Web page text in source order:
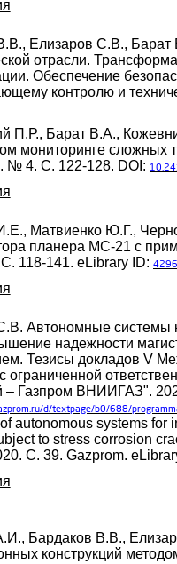
Елизаров С.В., Барат
отрасли.
Обеспечение
контролю и
П.Р., Барат В.А.,
мониторинге сложных
№ 4. С. 122-128. DOI:
Матвиенко Ю.Г.,
планера МС-21 с
118-141. eLibrary ID:
Автономные системы
надежности
Тезисы докладов V
ограниченной
– Газпром ВНИИГАЗ".
d/textpage/b0/688/
autonomous systems
to stress corrosion
С. 39. Gazprom.
Бардаков В.В.,
конструкций